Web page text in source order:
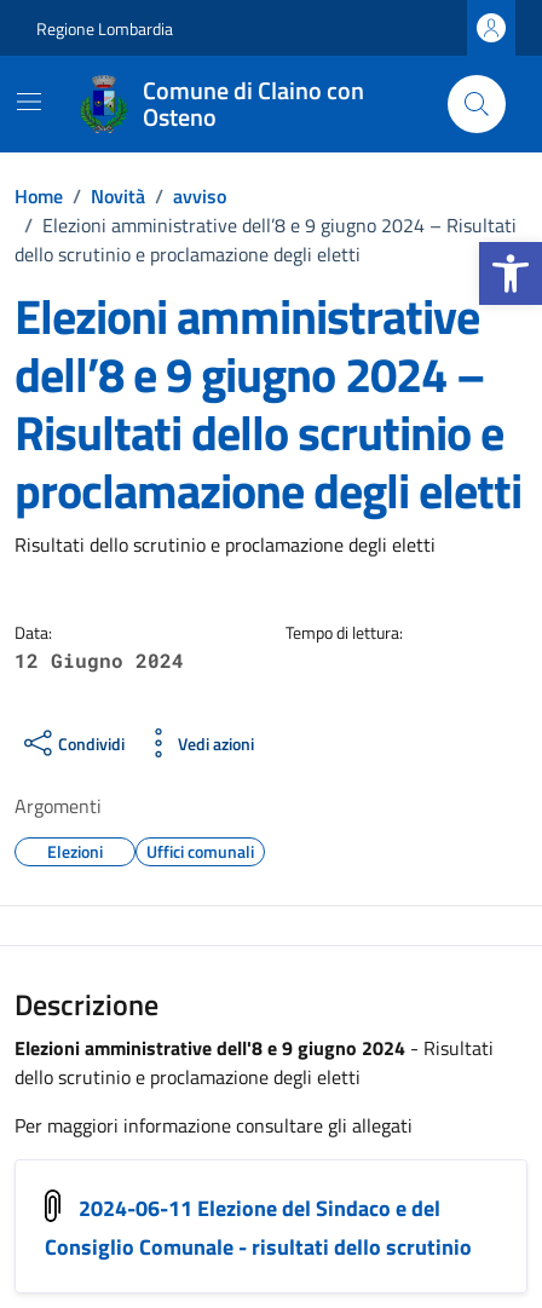
Apri la
Regione Lombardia
Comune di Claino con
Osteno
Home / Novità / avviso
/ Elezioni amministrative dell’8 e 9 giugno 2024 – Risultati
dello scrutinio e proclamazione degli eletti
Elezioni amministrative
dell’8 e 9 giugno 2024 –
Risultati dello scrutinio e
proclamazione degli eletti
Dettagli della notizia
Risultati dello scrutinio e proclamazione degli eletti
Data:
12 Giugno 2024
Tempo di lettura:
Condividi Vedi azioni
Argomenti
Elezioni Uffici comunali
Descrizione
Elezioni amministrative dell'8 e 9 giugno 2024 - Risultati
dello scrutinio e proclamazione degli eletti
Per maggiori informazione consultare gli allegati
2024-06-11 Elezione del Sindaco e del
Consiglio Comunale - risultati dello scrutinio